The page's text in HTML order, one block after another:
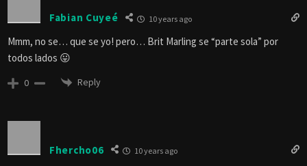
Fabian Cuyeé 10 years ago
Mmm, no se… que se yo! pero… Brit Marling se “parte sola” por
todos lados 😛
0 Reply
Fhercho06 10 years ago